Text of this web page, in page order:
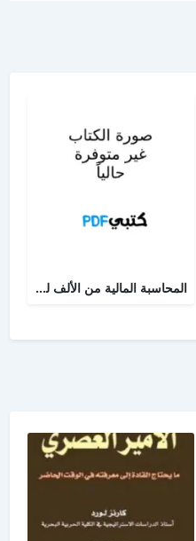
المحاسبة المالية من الألف للياء - الجزء الثاني